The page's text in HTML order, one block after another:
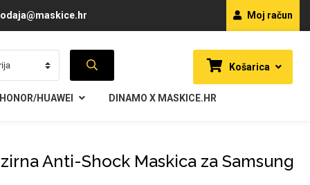
Moj račun
Košarica
HUAWEI DINAMO X MASKICE.HR
Anti-Shock Maskica za Samsung